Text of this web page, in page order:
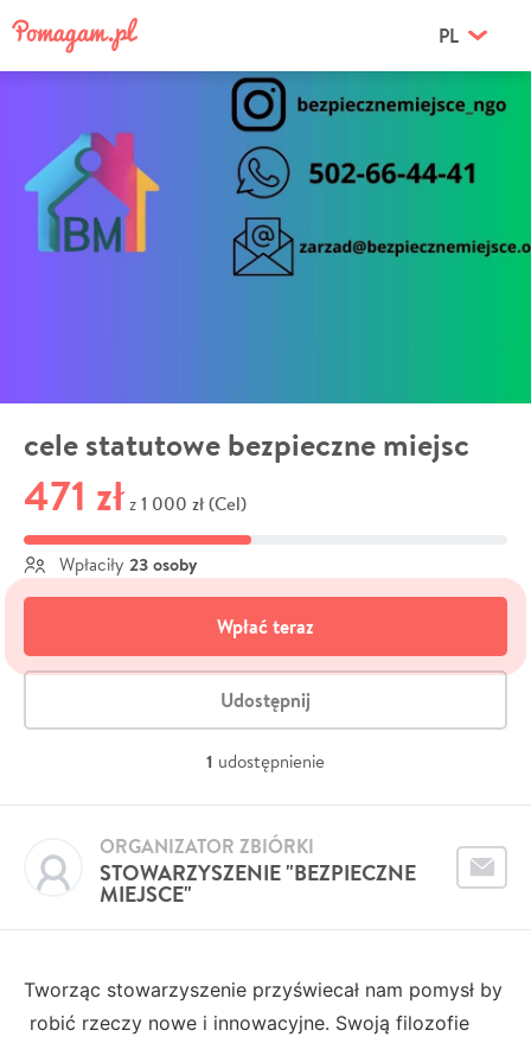
PL
cele statutowe bezpieczne miejsc
471 zł z 1 000 zł (Cel)
Wpłaciły 23 osoby
Wpłać teraz
Udostępnij
1 udostępnienie
STOWARZYSZENIE "BEZPIECZNE
MIEJSCE"
ORGANIZATOR ZBIÓRKI
Tworząc stowarzyszenie przyświecał nam pomysł by
robić rzeczy nowe i innowacyjne. Swoją filozofie